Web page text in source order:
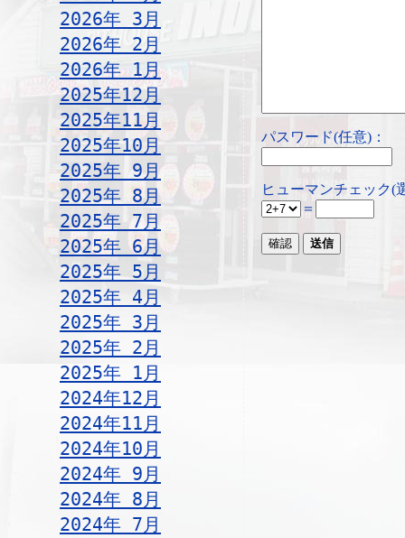
2026年 3月
2026年 2月
2026年 1月
2025年12月
2025年11月
2025年10月
2025年 9月
2025年 8月
2025年 7月
2025年 6月
2025年 5月
2025年 4月
2025年 3月
2025年 2月
2025年 1月
2024年12月
2024年11月
2024年10月
2024年 9月
2024年 8月
2024年 7月
パスワード(任意)：
ヒューマンチェック(
＝